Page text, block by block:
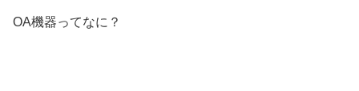
OA機器ってなに？